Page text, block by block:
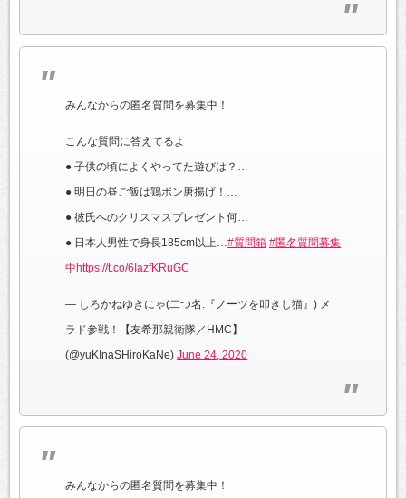
みんなからの匿名質問を募集中！
こんな質問に答えてるよ
● 子供の頃によくやってた遊びは？…
● 明日の昼ご飯は鶏ポン唐揚げ！…
● 彼氏へのクリスマスプレゼント何…
● 日本人男性で身長185cm以上…#質問箱 #匿名質問募集
中https://t.co/6IazfKRuGC
— しろかねゆきにゃ(二つ名:『ノーツを叩きし猫』) メ
ラド参戦！【友希那親衛隊／HMC】
(@yuKInaSHiroKaNe) June 24, 2020
みんなからの匿名質問を募集中！